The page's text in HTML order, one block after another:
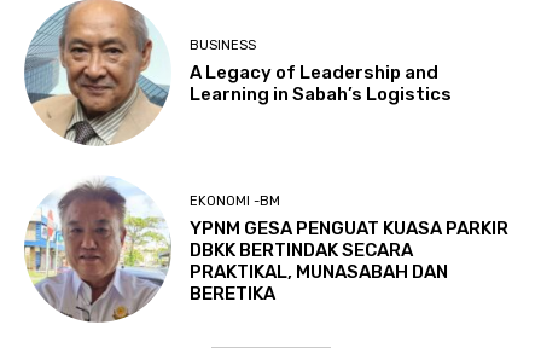
BUSINESS
A Legacy of Leadership and
Learning in Sabah’s Logistics
EKONOMI -BM
YPNM GESA PENGUAT KUASA PARKIR
DBKK BERTINDAK SECARA
PRAKTIKAL, MUNASABAH DAN
BERETIKA